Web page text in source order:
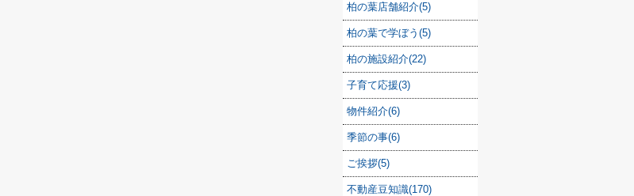
柏の葉店舗紹介(5)
柏の葉で学ぼう(5)
柏の施設紹介(22)
子育て応援(3)
物件紹介(6)
季節の事(6)
ご挨拶(5)
不動産豆知識(170)